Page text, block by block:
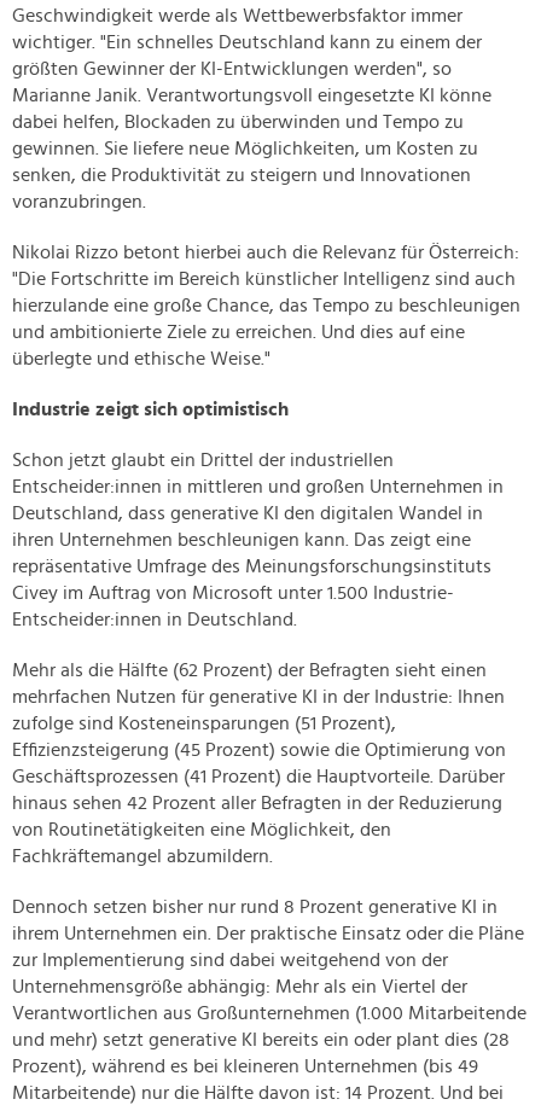
Geschwindigkeit werde als Wettbewerbsfaktor immer
wichtiger. "Ein schnelles Deutschland kann zu einem der
größten Gewinner der KI-Entwicklungen werden", so
Marianne Janik. Verantwortungsvoll eingesetzte KI könne
dabei helfen, Blockaden zu überwinden und Tempo zu
gewinnen. Sie liefere neue Möglichkeiten, um Kosten zu
senken, die Produktivität zu steigern und Innovationen
voranzubringen.
Nikolai Rizzo betont hierbei auch die Relevanz für Österreich:
"Die Fortschritte im Bereich künstlicher Intelligenz sind auch
hierzulande eine große Chance, das Tempo zu beschleunigen
und ambitionierte Ziele zu erreichen. Und dies auf eine
überlegte und ethische Weise."
Industrie zeigt sich optimistisch
Schon jetzt glaubt ein Drittel der industriellen
Entscheider:innen in mittleren und großen Unternehmen in
Deutschland, dass generative KI den digitalen Wandel in
ihren Unternehmen beschleunigen kann. Das zeigt eine
repräsentative Umfrage des Meinungsforschungsinstituts
Civey im Auftrag von Microsoft unter 1.500 Industrie-
Entscheider:innen in Deutschland.
Mehr als die Hälfte (62 Prozent) der Befragten sieht einen
mehrfachen Nutzen für generative KI in der Industrie: Ihnen
zufolge sind Kosteneinsparungen (51 Prozent),
Effizienzsteigerung (45 Prozent) sowie die Optimierung von
Geschäftsprozessen (41 Prozent) die Hauptvorteile. Darüber
hinaus sehen 42 Prozent aller Befragten in der Reduzierung
von Routinetätigkeiten eine Möglichkeit, den
Fachkräftemangel abzumildern.
Dennoch setzen bisher nur rund 8 Prozent generative KI in
ihrem Unternehmen ein. Der praktische Einsatz oder die Pläne
zur Implementierung sind dabei weitgehend von der
Unternehmensgröße abhängig: Mehr als ein Viertel der
Verantwortlichen aus Großunternehmen (1.000 Mitarbeitende
und mehr) setzt generative KI bereits ein oder plant dies (28
Prozent), während es bei kleineren Unternehmen (bis 49
Mitarbeitende) nur die Hälfte davon ist: 14 Prozent. Und bei